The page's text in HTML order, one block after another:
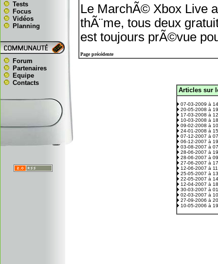
Tests
Focus
Vidéos
Planning
Forum
Partenaires
Equipe
Contacts
Le MarchÃ© Xbox Live
thÃ¨me, tous deux
est toujours prÃ©vue
Page précédente
Articles sur
07-03-2009 à
20-05-2008 à
17-03-2008 à
10-03-2008 à
09-02-2008 à
24-01-2008 à
07-12-2007 à
06-12-2007 à
03-08-2007 à
28-06-2007 à
28-06-2007 à
27-06-2007 à
12-06-2007 à
25-05-2007 à
22-05-2007 à
12-04-2007 à
30-03-2007 à
02-03-2007 à
27-09-2006 à
10-05-2006 à